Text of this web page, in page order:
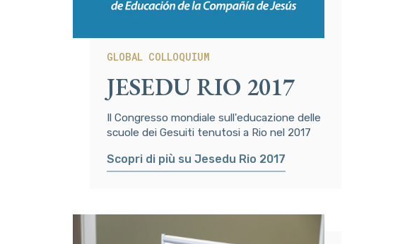
GLOBAL COLLOQUIUM
JESEDU RIO 2017
Il Congresso mondiale sull'educazione delle
scuole dei Gesuiti tenutosi a Rio nel 2017
Scopri di più su Jesedu Rio 2017